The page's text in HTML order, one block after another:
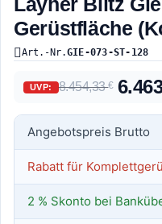
Gerüstfläche
Art.-Nr.GIE-073-ST-128
UVP: 8.454,33€
Angebotspreis Brutto
Rabatt für
2 % Skonto bei